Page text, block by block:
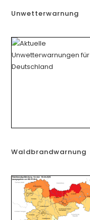
Unwetterwarnung
Waldbrandwarnung